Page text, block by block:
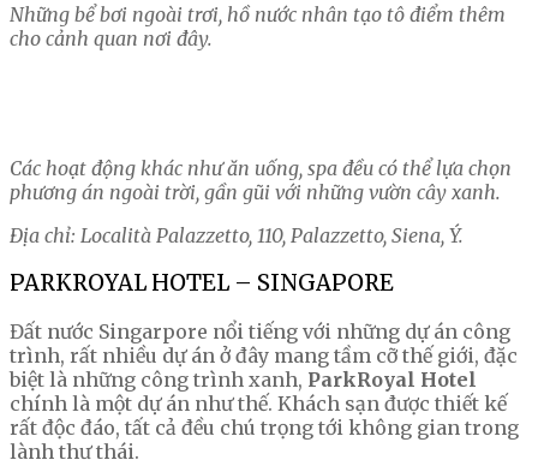
Những bể bơi ngoài trơi, hồ nước nhân tạo tô điểm thêm
cho cảnh quan nơi đây.
Các hoạt động khác như ăn uống, spa đều có thể lựa chọn
phương án ngoài trời, gần gũi với những vườn cây xanh.
Địa chỉ: Località Palazzetto, 110, Palazzetto, Siena, Ý.
PARKROYAL HOTEL – SINGAPORE
Đất nước Singarpore nổi tiếng với những dự án công
trình, rất nhiều dự án ở đây mang tầm cỡ thế giới, đặc
biệt là những công trình xanh, ParkRoyal Hotel
chính là một dự án như thế. Khách sạn được thiết kế
rất độc đáo, tất cả đều chú trọng tới không gian trong
lành thư thái.